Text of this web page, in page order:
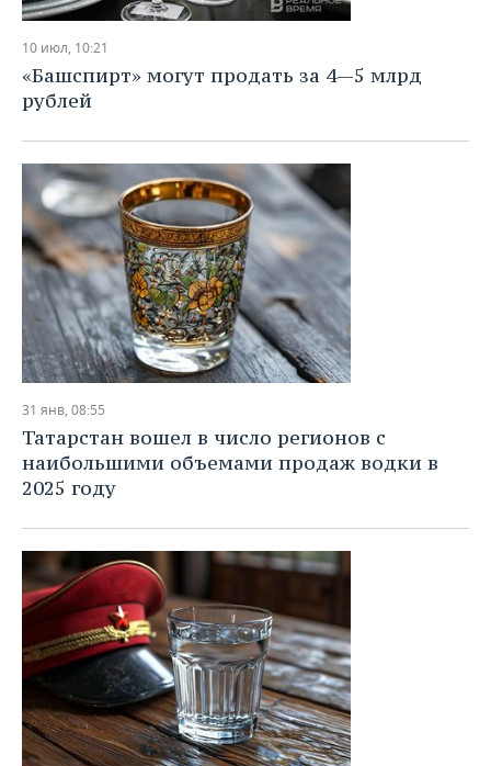
НЕФТЕХИМИЯ
НЕФТЬ
ОПК
ЭНЕРГЕТИКА
РОЗНИЧНАЯ ТОРГОВЛЯ
ТРАНСПОРТ
УСЛУГИ
НОВОСТИ ТЕХНОЛОГИЙ
МЕДИА
ТЕЛЕКОММУНИКАЦИИ
МЕРОПРИЯТИЯ
НОВОСТИ МЕРОПРИЯТИЙ
ВЫЕЗДНАЯ РЕДАКЦИЯ
БИЗНЕС-БРАНЧИ
ONLINE-КОНФЕРЕНЦИИ
ОТКРЫТАЯ ЛЕКЦИЯ
СПОРТ
НОВОСТИ СПОРТА
ФУТБОЛ
ХОККЕЙ
БАСКЕТБОЛ
ВОЛЕЙБОЛ
ФИГУРНОЕ КАТАНИЕ
ВОДНЫЕ ВИДЫ СПОРТА
ХОККЕЙ С МЯЧОМ
ОБЩЕСТВО
НОВОСТИ ОБЩЕСТВА
ВЛАСТЬ
ИНФРАСТРУКТУРА
ИСТОРИЯ
МЕДИЦИНА
ОБРАЗОВАНИЕ
ПРОИСШЕСТВИЯ
ФОТОГАЛЕРЕЯ
СЮЖЕТЫ
СПРАВОЧНИК
СПИСОК ПЕРСОН
ПОЛНАЯ ВЕРСИЯ
10 июл, 10:21
«Башспирт» могут продать за 4—5 млрд
рублей
31 янв, 08:55
Татарстан вошел в число регионов с
наибольшими объемами продаж водки в
2025 году